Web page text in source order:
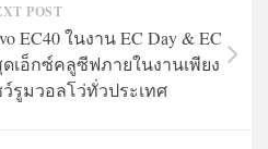
POST
EC40 ในงาน EC Day & EC
เอ็กซ์คลูซีฟภายในงานเพียง
รูมวอลโว่ทั่วประเทศ